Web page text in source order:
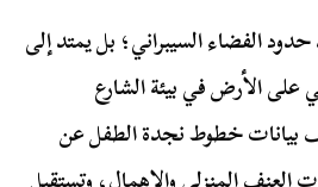
الفضاء السيبراني؛ بل يمتد إلى
على الأرض في بيئة الشارع
بيانات خطوط نجدة الطفل عن